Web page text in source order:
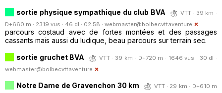
sortie physique sympathique du club BVA
VTT · 39 km ·
D+660 m · 2319 vus · 46 dl · 02:58 · webmaster@bolbecvttaventure
parcours costaud avec de fortes montées et des passages
cassants mais aussi du ludique, beau parcours sur terrain sec.
sortie gruchet BVA
VTT · 39 km · D+720 m · 1646 vus · 30 dl ·
webmaster@bolbecvttaventure
Notre Dame de Gravenchon 30 km
VTT · 29 km · D+610 m